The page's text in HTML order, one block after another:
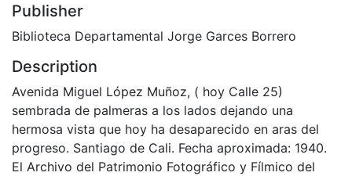
Publisher
Biblioteca Departamental Jorge Garces Borrero
Description
Avenida Miguel López Muñoz, ( hoy Calle 25)
sembrada de palmeras a los lados dejando una
hermosa vista que hoy ha desaparecido en aras del
progreso. Santiago de Cali. Fecha aproximada: 1940.
El Archivo del Patrimonio Fotográfico y Fílmico del